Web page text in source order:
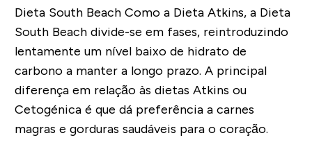
Dieta South BeachComo a Dieta Atkins, a Dieta
South Beach divide-se em fases, reintroduzindo
lentamente um nível baixo de hidrato de
carbono a manter a longo prazo. A principal
diferença em relação às dietas Atkins ou
Cetogénica é que dá preferência a carnes
magras e gorduras saudáveis para o coração.